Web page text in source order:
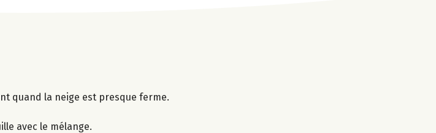
quand la neige est presque ferme.
avec le mélange.